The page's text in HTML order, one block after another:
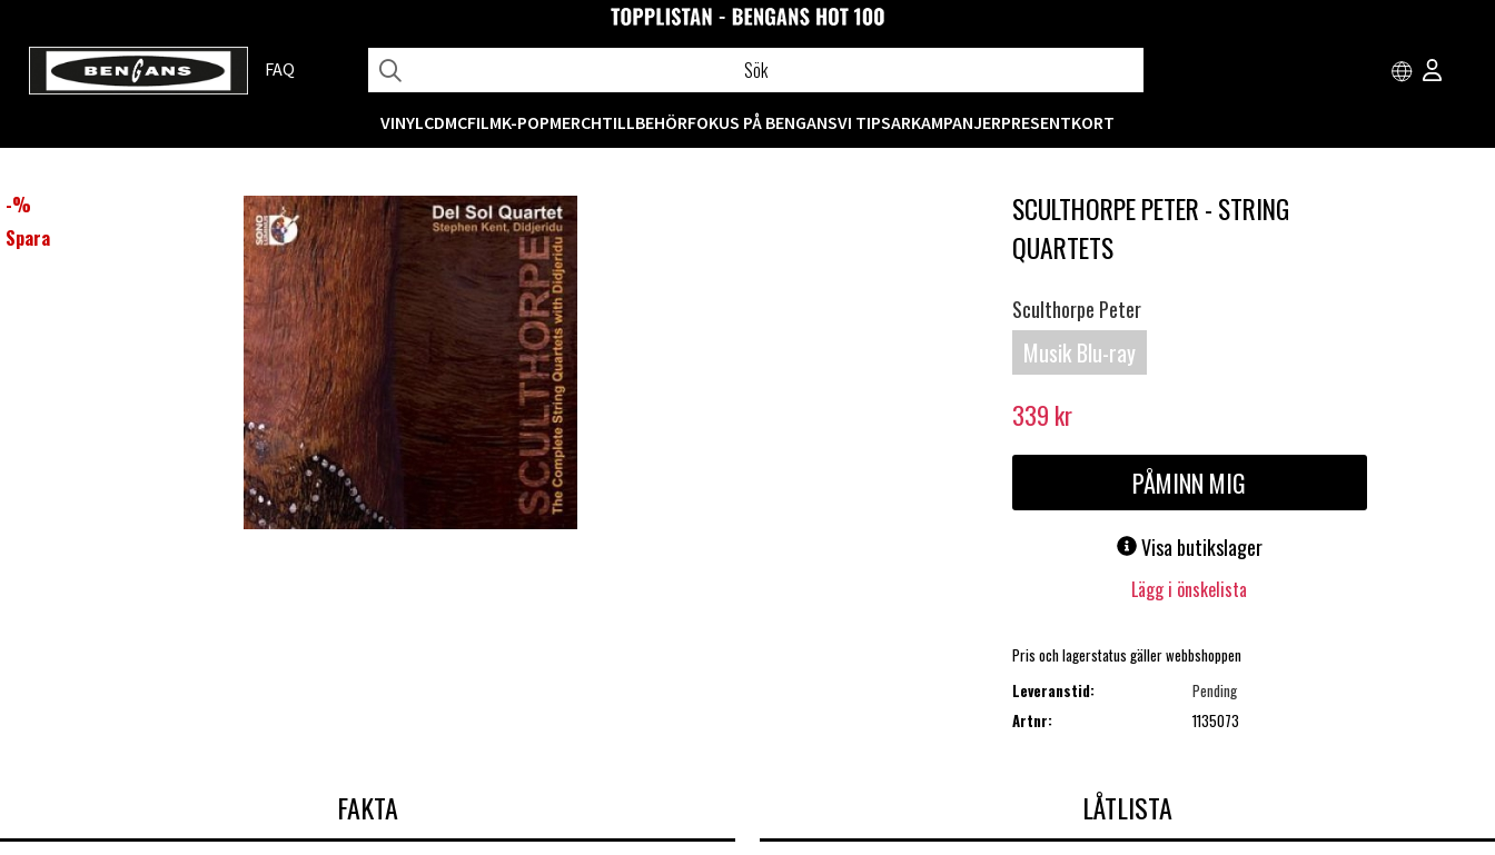
FAQ
VINYLCDMCFILMK-POPMERCHTILLBEHÖRFOKUS PÅ BENGANSVI TIPSARKAMPANJERPRESENTKORT
-%
Spara
SCULTHORPE PETER - STRING
QUARTETS
Sculthorpe Peter
Musik Blu-ray
339 kr
PÅMINN MIG
Visa butikslager
Lägg i önskelista
Pris och lagerstatus gäller webbshoppen
Leveranstid:
Pending
Artnr:
1135073
FAKTA LÅTLISTA